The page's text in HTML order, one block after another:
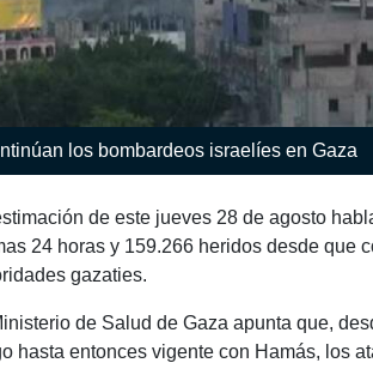
los bombardeos israelíes en Gaza
de este jueves 28 de agosto
24 horas y 159.266 heridos desde que
gazaties.
de Salud de Gaza apunta que,
hasta entonces vigente con Hamás, los